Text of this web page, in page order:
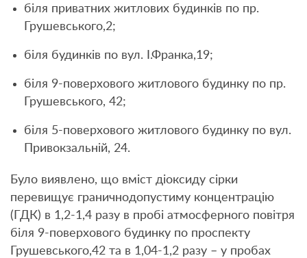
біля приватних житлових будинків по пр.
Грушевського,2;
біля будинків по вул. І.Франка,19;
біля 9-поверхового житлового будинку по пр.
Грушевського, 42;
біля 5-поверхового житлового будинку по вул.
Привокзальній, 24.
Було виявлено, що вміст діоксиду сірки
перевищує граничнодопустиму концентрацію
(ГДК) в 1,2-1,4 разу в пробі атмосферного повітря
біля 9-поверхового будинку по проспекту
Грушевського,42 та в 1,04-1,2 разу – у пробах